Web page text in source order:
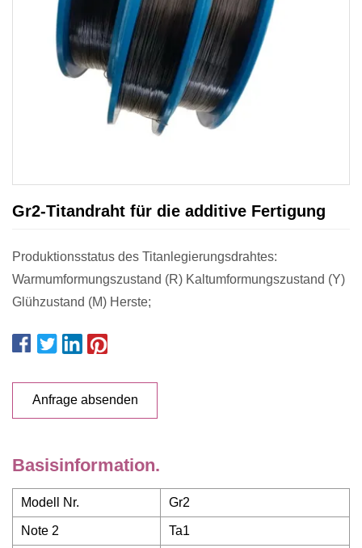
Gr2-Titandraht für die additive Fertigung
Produktionsstatus des Titanlegierungsdrahtes:
Warmumformungszustand (R) Kaltumformungszustand (Y)
Glühzustand (M) Herste;
Anfrage absenden
Basisinformation.
Modell Nr. Gr2
Note 2 Ta1